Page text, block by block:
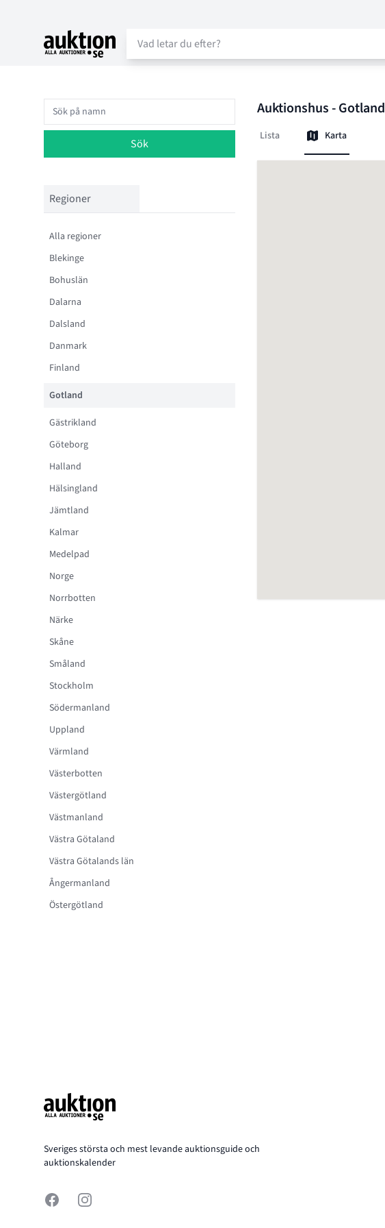
Auktion.se
Sök
Regioner
Alla regioner
Blekinge
Bohuslän
Dalarna
Dalsland
Danmark
Finland
Gotland
Gästrikland
Göteborg
Halland
Hälsingland
Jämtland
Kalmar
Medelpad
Norge
Norrbotten
Närke
Skåne
Småland
Stockholm
Södermanland
Uppland
Värmland
Västerbotten
Västergötland
Västmanland
Västra Götaland
Västra Götalands län
Ångermanland
Östergötland
Auktionshus - Gotland
Lista Karta
Sveriges största och mest levande auktionsguide och
auktionskalender
FacebookInstagram